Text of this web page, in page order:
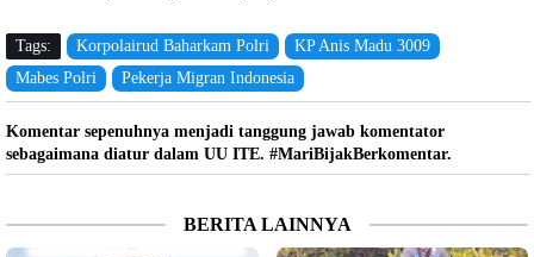
Tags: Korpolairud Baharkam Polri
KP Anis Madu 3009
Mabes Polri
Pekerja Migran Indonesia
Komentar sepenuhnya menjadi tanggung jawab komentator
sebagaimana diatur dalam UU ITE. #MariBijakBerkomentar.
BERITA LAINNYA